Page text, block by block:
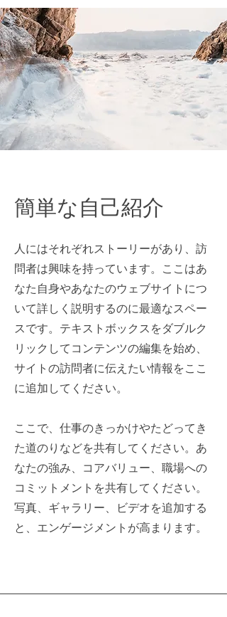
簡単な自己紹介
人にはそれぞれストーリーがあり、訪
問者は興味を持っています。ここはあ
なた自身やあなたのウェブサイトにつ
いて詳しく説明するのに最適なスペー
スです。テキストボックスをダブルク
リックしてコンテンツの編集を始め、
サイトの訪問者に伝えたい情報をここ
に追加してください。
ここで、仕事のきっかけやたどってき
た道のりなどを共有してください。あ
なたの強み、コアバリュー、職場への
コミットメントを共有してください。
写真、ギャラリー、ビデオを追加する
と、エンゲージメントが高まります。